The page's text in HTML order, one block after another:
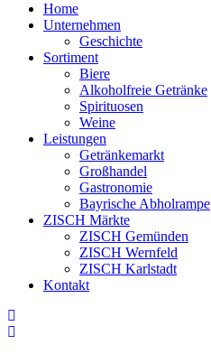
Home
Unternehmen
Geschichte
Sortiment
Biere
Alkoholfreie Getränke
Spirituosen
Weine
Leistungen
Getränkemarkt
Großhandel
Gastronomie
Bayrische Abholrampe
ZISCH Märkte
ZISCH Gemünden
ZISCH Wernfeld
ZISCH Karlstadt
Kontakt